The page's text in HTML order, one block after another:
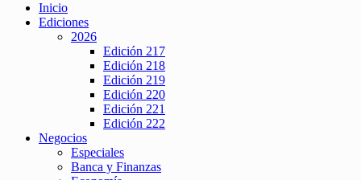
Inicio
Ediciones
2026
Edición 217
Edición 218
Edición 219
Edición 220
Edición 221
Edición 222
Negocios
Especiales
Banca y Finanzas